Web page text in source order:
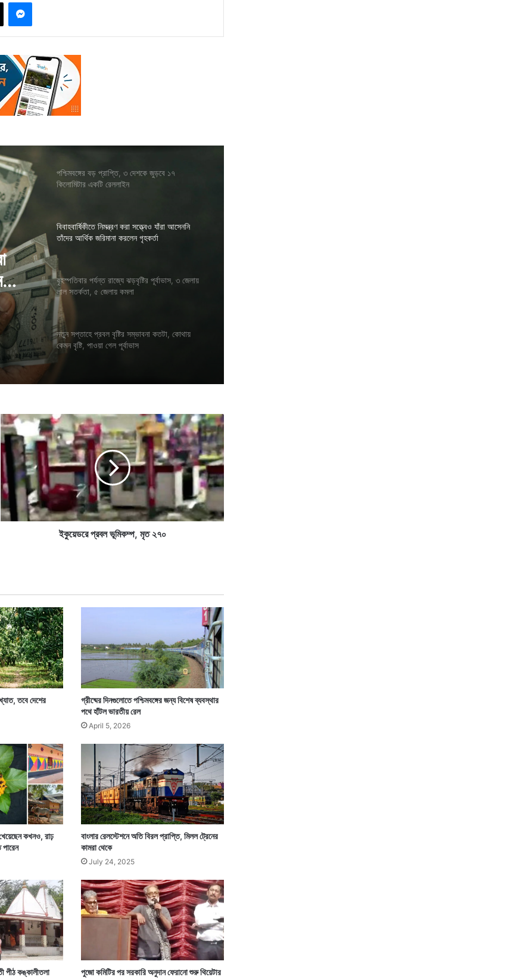
পশ্চিমবঙ্গের বড় প্রাপ্তি, ৩ দেশকে জুড়বে ১৭
কিলোমিটার একটি রেললাইন
বিবাহবার্ষিকীতে নিমন্ত্রণ করা সত্ত্বেও যাঁরা আসেননি
তাঁদের আর্থিক জরিমানা করলেন গৃহকর্তা
বৃহস্পতিবার পর্যন্ত রাজ্যে ঝড়বৃষ্টির পূর্বাভাস, ৩ জেলায়
লাল সতর্কতা, ৫ জেলায় কমলা
নতুন সপ্তাহে প্রবল বৃষ্টির সম্ভাবনা কতটা, কোথায়
কেমন বৃষ্টি, পাওয়া গেল পূর্বাভাস
ই
কু
য়ে
ড
রে
প্র
ল
ভূ
ত
২
৭
০
ইকুয়েডরে প্রবল ভূমিকম্প, মৃত ২৭০
তবে দেশের
গ্রীষ্মের দিনগুলোতে পশ্চিমবঙ্গের জন্য বিশেষ ব্যবস্থার
পথে হাঁটল ভারতীয় রেল
April 5, 2026
কখনও, রাঢ়
বাংলার রেলস্টেশনে অতি বিরল প্রাপ্তি, মিলল ট্রেনের
কামরা থেকে
July 24, 2025
পীঠ কঙ্কালীতলা
পুজো কমিটির পর সরকারি অনুদান ফেরানো শুরু থিয়েটার